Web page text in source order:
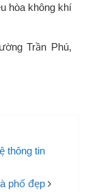
hòa không khí
Trần Phú,
thông tin
phố đẹp